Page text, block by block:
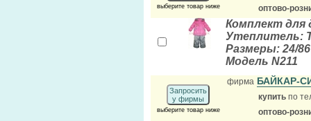
выберите товар ниже
оптово-
Комплект для
Утеплитель:
Размеры: 24/
Модель N211
Запросить
у фирмы
выберите товар ниже
фирма БАЙКАР-
купить по
оптово-